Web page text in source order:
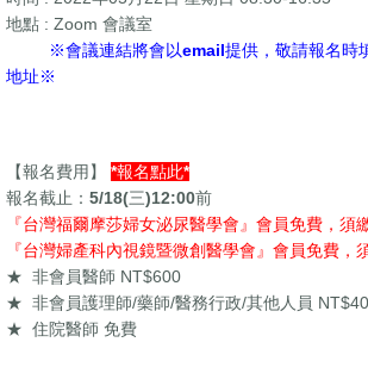
地點 : Zoom 會議室
※會議連結將會以email提供，敬請報名時
地址※
【報名費用】
*報名點此*
報名截止：5/18(三)12:00前
『台灣福爾摩莎婦女泌尿醫學會』會員免費，須
『台灣婦產科內視鏡暨微創醫學會』會員免費，
★ 非會員醫師 NT$600
★ 非會員護理師/藥師/醫務行政/其他人員
★ 住院醫師 免費